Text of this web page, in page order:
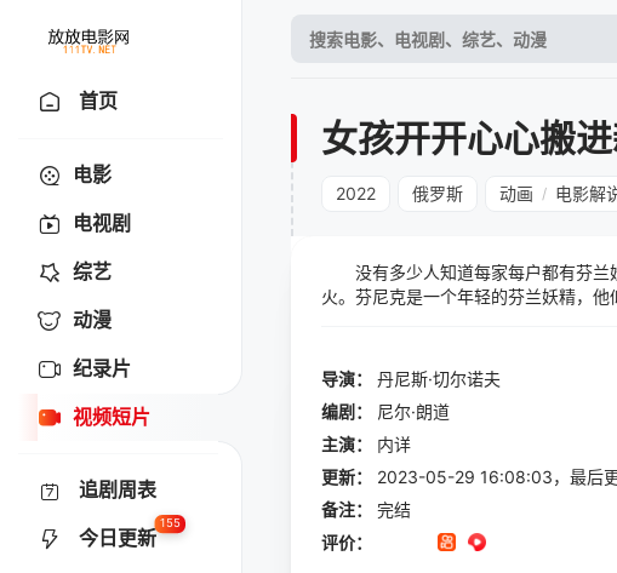
首页
电影
电视剧
综艺
动漫
纪录片
视频短片
追剧周表
今日更新
155
女孩开开心心搬
2022 俄罗斯 动画 / 电影解
没有多少人知道每家每户都有芬兰
火。芬尼克是一个年轻的芬兰妖精，
作用，他遇到了13岁的克里斯蒂娜，
共同解开事件的谜团，拯救这座城市。
导演：
丹尼斯·切尔诺夫
编剧：
尼尔·朗道
主演：
内详
更新：
2023-05-29 16:08:03，最后
备注：
完结
评价：